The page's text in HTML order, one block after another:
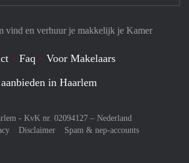
vind en verhuur je makkelijk je Kamer
Faq
Voor Makelaars
in Haarlem
- KvK nr. 02094127 – Nederland
Disclaimer
Spam & nep-accounts